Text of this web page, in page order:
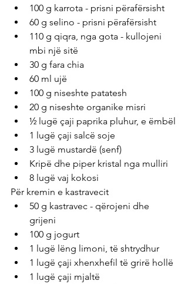
100 g karrota - prisni përafërsisht
60 g selino - prisni përafërsisht
110 g qiqra, nga gota - kullojeni
mbi një sitë
30 g fara chia
60 ml ujë
100 g niseshte patatesh
20 g niseshte organike misri
½ lugë çaji paprika pluhur, e ëmbël
1 lugë çaji salcë soje
3 lugë mustardë (senf)
Kripë dhe piper kristal nga mulliri
8 lugë vaj kokosi
Për kremin e kastravecit
50 g kastravec - qërojeni dhe
grijeni
100 g jogurt
1 lugë lëng limoni, të shtrydhur
1 lugë çaji xhenxhefil të grirë hollë
1 lugë çaji mjaltë